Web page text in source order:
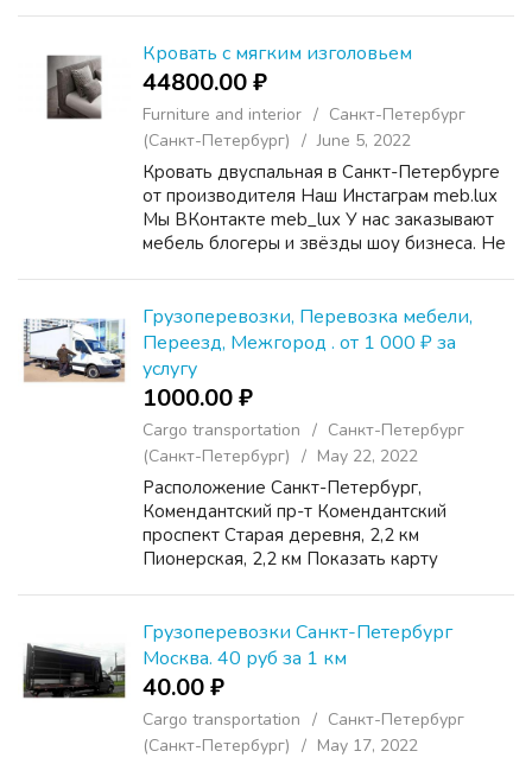
Кровать с мягким изголовьем
44800.00 ₽
Furniture and interior
Санкт-Петербург
(Санкт-Петербург)
June 5, 2022
Кровать двуспальная в Санкт-Петербурге
от производителя Наш Инстаграм meb.lux
Мы ВКонтакте meb_lux У нас заказывают
мебель блогеры и звёзды шоу бизнеса. Не
Прочитайте до конца, ч...
Грузоперевозки, Перевозка мебели,
Переезд, Межгород . от 1 000 ₽ за
услугу
1000.00 ₽
Cargo transportation
Санкт-Петербург
(Санкт-Петербург)
May 22, 2022
Расположение Санкт-Петербург,
Комендантский пр-т Комендантский
проспект Старая деревня, 2,2 км
Пионерская, 2,2 км Показать карту
Грузоперевозки / Перевозка мебели с
грузчиками / Ква...
Грузоперевозки Санкт-Петербург
Москва. 40 руб за 1 км
40.00 ₽
Cargo transportation
Санкт-Петербург
(Санкт-Петербург)
May 17, 2022